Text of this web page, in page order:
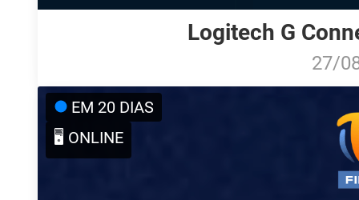
Logitech G
27/
EM 20 DIAS
🖥️ ONLINE